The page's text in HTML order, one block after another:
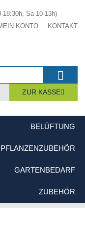
18:30h, Sa 10-13h)
KONTO KONTAKT
ZUR KASSE
BELÜFTUNG
PFLANZENZUBEHÖR
GARTENBEDARF
ZUBEHÖR